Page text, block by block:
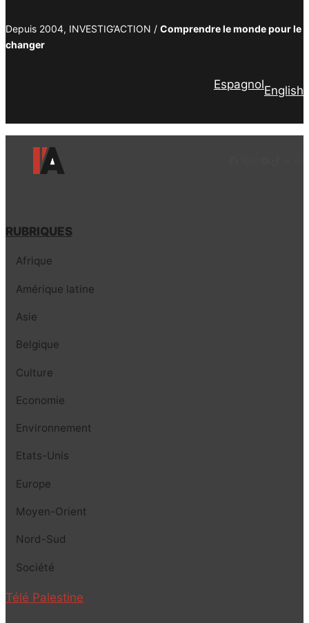
Depuis 2004, INVESTIG’ACTION / Comprendre le monde pour le
changer
EspagnolEnglish
RUBRIQUES
Afrique
Amérique latine
Asie
Belgique
Culture
Economie
Environnement
Etats-Unis
Europe
Moyen-Orient
Nord-Sud
Société
Télé Palestine